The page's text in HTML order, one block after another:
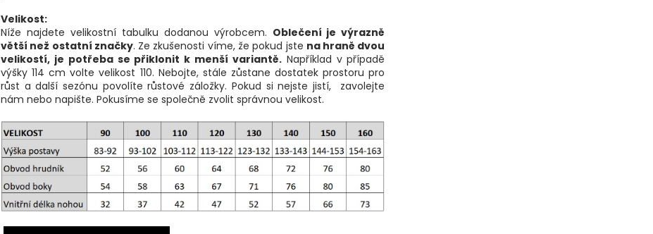
Velikost:
Níže najdete velikostní tabulku dodanou výrobcem. Oblečení je výrazně
větší než ostatní značky. Ze zkušenosti víme, že pokud jste na hraně dvou
velikostí, je potřeba se přiklonit k menší variantě.Například v případě
výšky 114 cm volte velikost 110. Nebojte, stále zůstane dostatek prostoru pro
růst a další sezónu povolíte růstové záložky. Pokud si nejste jistí, zavolejte
nám nebo napište. Pokusíme se společně zvolit správnou velikost.